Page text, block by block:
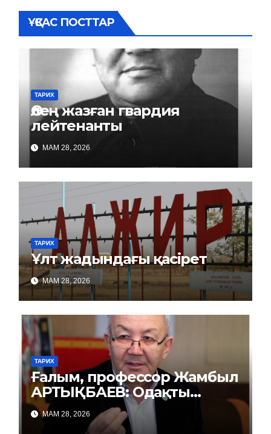
ҰҚСАС ПОСТТАР
ТАРИХ
Өлең жазған гвардия
лейтенанты
МАМ 28, 2026
ТАРИХ
Ұлт жадындағы қасірет
МАМ 28, 2026
ТАРИХ
Ғалым, профессор Жамбыл
АРТЫҚБАЕВ: Одақты
репрессиямен басқарды
МАМ 28, 2026